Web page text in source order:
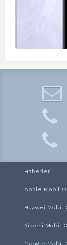
Haberler
Apple Mobil
Huawei Mobil
Xiaomi Mobil
Google Mobil